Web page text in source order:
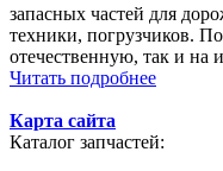
запасных частей для
техники, погрузчиков.
отечественную, так и на
Читать подробнее
Карта сайта
Каталог запчастей: